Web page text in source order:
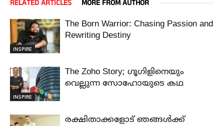
RELATED ARTICLES MORE FROM AUTHOR
INSPIRE
The Born Warrior: Chasing Passion and
Rewriting Destiny
INSPIRE
The Zoho Story; ഗൂഗിളിനെയും
വെല്ലുന്ന സോഹോയുടെ കഥ
രക്ഷിതാക്കളോട് ഞങ്ങൾക്ക്